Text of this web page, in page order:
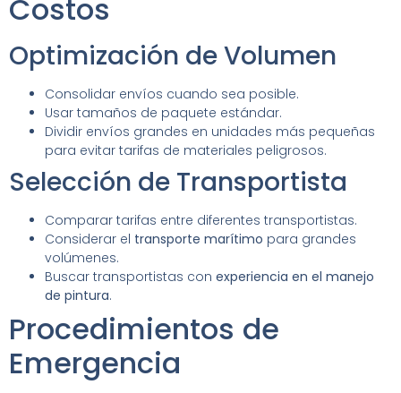
Costos
Optimización de Volumen
Consolidar envíos cuando sea posible.
Usar tamaños de paquete estándar.
Dividir envíos grandes en unidades más pequeñas
para evitar tarifas de materiales peligrosos.
Selección de Transportista
Comparar tarifas entre diferentes transportistas.
Considerar el transporte marítimo para grandes
volúmenes.
Buscar transportistas con experiencia en el manejo
de pintura.
Procedimientos de
Emergencia